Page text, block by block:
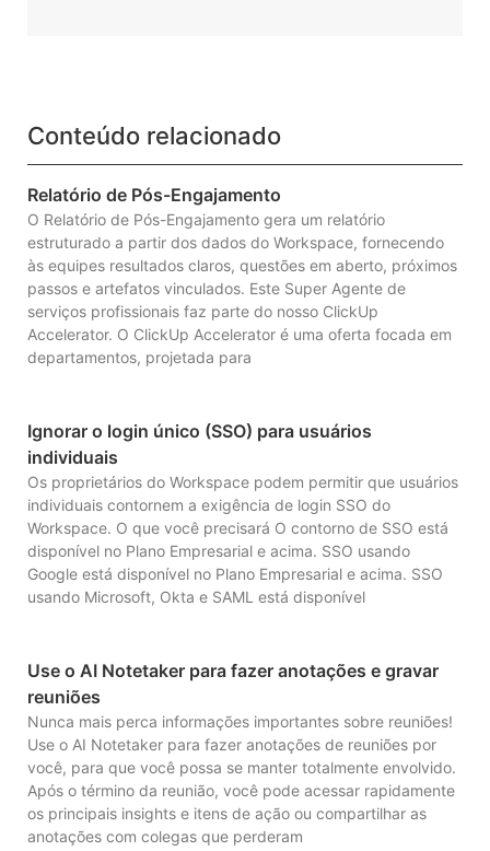
Conteúdo relacionado
Relatório de Pós-Engajamento
O Relatório de Pós-Engajamento gera um relatório
estruturado a partir dos dados do Workspace, fornecendo
às equipes resultados claros, questões em aberto, próximos
passos e artefatos vinculados. Este Super Agente de
serviços profissionais faz parte do nosso ClickUp
Accelerator. O ClickUp Accelerator é uma oferta focada em
departamentos, projetada para
Ignorar o login único (SSO) para usuários
individuais
Os proprietários do Workspace podem permitir que usuários
individuais contornem a exigência de login SSO do
Workspace. O que você precisará O contorno de SSO está
disponível no Plano Empresarial e acima. SSO usando
Google está disponível no Plano Empresarial e acima. SSO
usando Microsoft, Okta e SAML está disponível
Use o AI Notetaker para fazer anotações e gravar
reuniões
Nunca mais perca informações importantes sobre reuniões!
Use o AI Notetaker para fazer anotações de reuniões por
você, para que você possa se manter totalmente envolvido.
Após o término da reunião, você pode acessar rapidamente
os principais insights e itens de ação ou compartilhar as
anotações com colegas que perderam